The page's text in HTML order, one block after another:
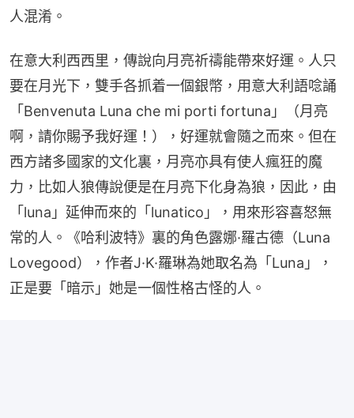
人混淆。
在意大利西西里，傳說向月亮祈禱能帶來好運。人只
要在月光下，雙手各抓着一個銀幣，用意大利語唸誦
「Benvenuta Luna che mi porti fortuna」（月亮
啊，請你賜予我好運！），好運就會隨之而來。但在
西方諸多國家的文化裏，月亮亦具有使人瘋狂的魔
力，比如人狼傳說便是在月亮下化身為狼，因此，由
「luna」延伸而來的「lunatico」，用來形容喜怒無
常的人。《哈利波特》裏的角色露娜·羅古德（Luna
Lovegood），作者J·K·羅琳為她取名為「Luna」，
正是要「暗示」她是一個性格古怪的人。